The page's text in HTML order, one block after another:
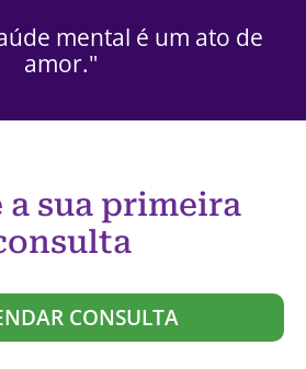
mental é um ato de
amor."
a sua primeira
CONSULTA